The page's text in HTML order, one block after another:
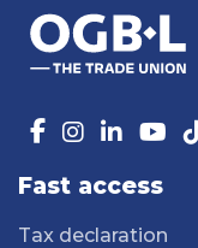
Fast access
Tax declaration